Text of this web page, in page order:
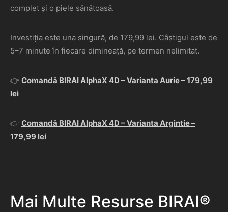
complet și o piele sănătoasă.
Investiția este una singură, de 179,99 lei. Câștigul este de
5–7 minute în fiecare dimineață, pe termen nelimitat.
👉 Comandă BIRAI AlphaX 4D – Varianta Aurie – 179,99
lei
👉 Comandă BIRAI AlphaX 4D – Varianta Argintie –
179,99 lei
Mai Multe Resurse BIRAI®